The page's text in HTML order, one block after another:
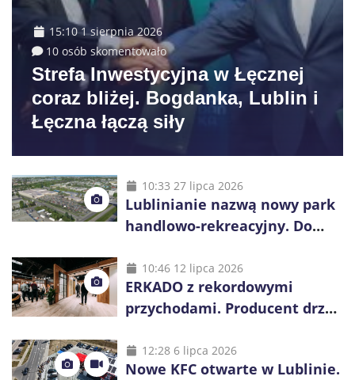
15:10 1 sierpnia 2026
10 osób skomentowało
Strefa Inwestycyjna w Łęcznej
coraz bliżej. Bogdanka, Lublin i
Łęczna łączą siły
10:33 27 lipca 2026
Lublinianie nazwą nowy park
handlowo-rekreacyjny. Do
10:46 12 lipca 2026
ERKADO z rekordowymi
przychodami. Producent drzwi
inwestycje
12:28 6 lipca 2026
Nowe KFC otwarte w Lublinie.